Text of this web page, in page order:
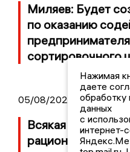
Миляев: Будет
по оказанию
сортировочного
05/08/2026 17:05
Всякая тульская
рациональное
Нажимая
даете
обработку
данных
с
интернет-